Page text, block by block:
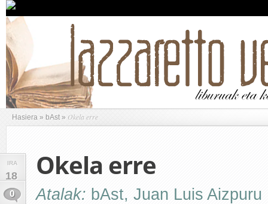
Hasiera » bAst » Okela erre
IRA
18
0
Okela erre
Atalak: bAst, Juan Luis Aizpuru